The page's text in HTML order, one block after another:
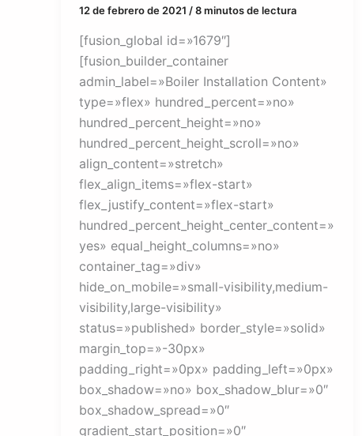
12 de febrero de 2021 /8 minutos de lectura
[fusion_global id=»1679″]
[fusion_builder_container
admin_label=»Boiler Installation Content»
type=»flex» hundred_percent=»no»
hundred_percent_height=»no»
hundred_percent_height_scroll=»no»
align_content=»stretch»
flex_align_items=»flex-start»
flex_justify_content=»flex-start»
hundred_percent_height_center_content=»
yes» equal_height_columns=»no»
container_tag=»div»
hide_on_mobile=»small-visibility,medium-
visibility,large-visibility»
status=»published» border_style=»solid»
margin_top=»-30px»
padding_right=»0px» padding_left=»0px»
box_shadow=»no» box_shadow_blur=»0″
box_shadow_spread=»0″
gradient_start_position=»0″